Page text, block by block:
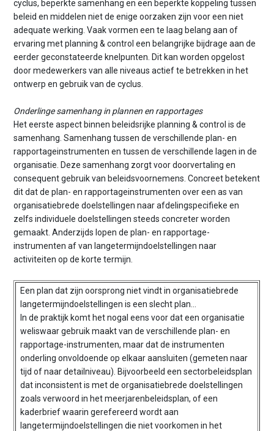
cyclus, beperkte samenhang en een beperkte koppeling tussen
beleid en middelen niet de enige oorzaken zijn voor een niet
adequate werking. Vaak vormen een te laag belang aan of
ervaring met planning & control een belangrijke bijdrage aan de
eerder geconstateerde knelpunten. Dit kan worden opgelost
door medewerkers van alle niveaus actief te betrekken in het
ontwerp en gebruik van de cyclus.
Onderlinge samenhang in plannen en rapportages
Het eerste aspect binnen beleidsrijke planning & control is de
samenhang. Samenhang tussen de verschillende plan- en
rapportageinstrumenten en tussen de verschillende lagen in de
organisatie. Deze samenhang zorgt voor doorvertaling en
consequent gebruik van beleidsvoornemens. Concreet betekent
dit dat de plan- en rapportageinstrumenten over een as van
organisatiebrede doelstellingen naar afdelingspecifieke en
zelfs individuele doelstellingen steeds concreter worden
gemaakt. Anderzijds lopen de plan- en rapportage-
instrumenten af van langetermijndoelstellingen naar
activiteiten op de korte termijn.
Een plan dat zijn oorsprong niet vindt in organisatiebrede
langetermijndoelstellingen is een slecht plan…
In de praktijk komt het nogal eens voor dat een organisatie
weliswaar gebruik maakt van de verschillende plan- en
rapportage-instrumenten, maar dat de instrumenten
onderling onvoldoende op elkaar aansluiten (gemeten naar
tijd of naar detailniveau). Bijvoorbeeld een sectorbeleidsplan
dat inconsistent is met de organisatiebrede doelstellingen
zoals verwoord in het meerjarenbeleidsplan, of een
kaderbrief waarin gerefereerd wordt aan
langetermijndoelstellingen die niet voorkomen in het